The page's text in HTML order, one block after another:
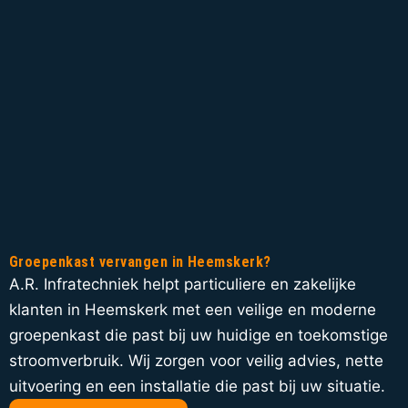
Groepenkast vervangen in Heemskerk?
A.R. Infratechniek helpt particuliere en zakelijke
klanten in Heemskerk met een veilige en moderne
groepenkast die past bij uw huidige en toekomstige
stroomverbruik. Wij zorgen voor veilig advies, nette
uitvoering en een installatie die past bij uw situatie.